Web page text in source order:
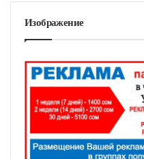
Изображение